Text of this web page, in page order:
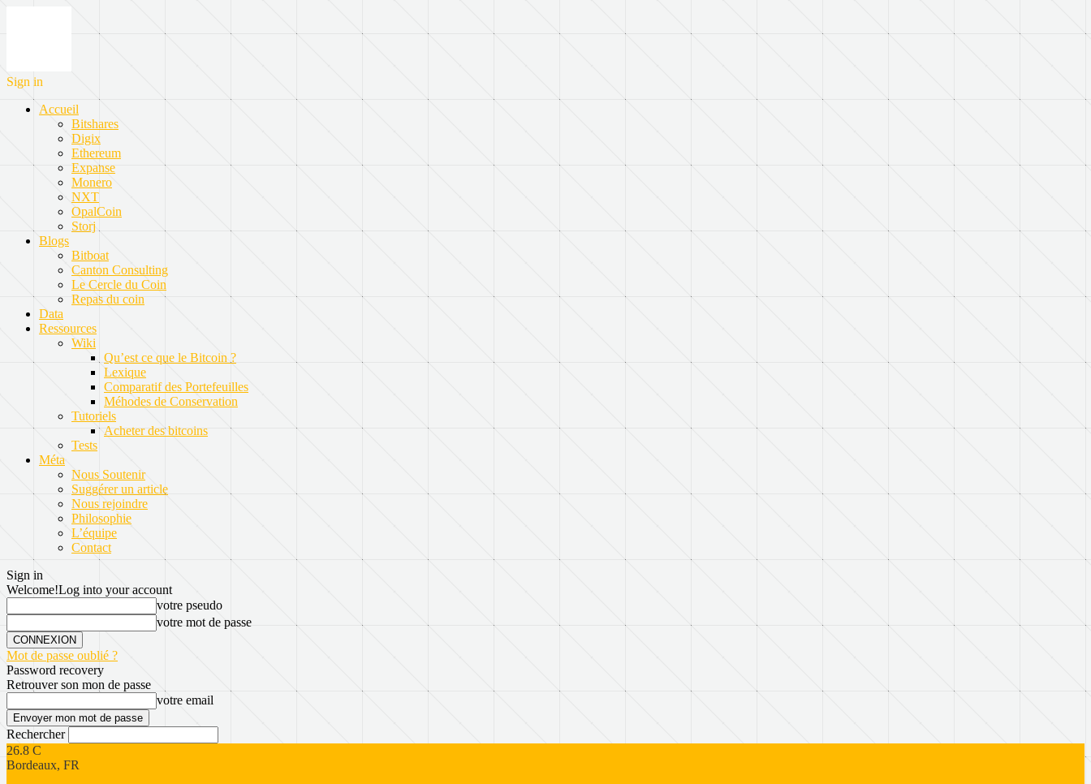
Sign in
Accueil
Bitshares
Digix
Ethereum
Expanse
Monero
NXT
OpalCoin
Storj
Blogs
Bitboat
Canton Consulting
Le Cercle du Coin
Repas du coin
Data
Ressources
Wiki
Qu’est ce que le Bitcoin ?
Lexique
Comparatif des Portefeuilles
Méhodes de Conservation
Tutoriels
Acheter des bitcoins
Tests
Méta
Nous Soutenir
Suggérer un article
Nous rejoindre
Philosophie
L’équipe
Contact
Sign in
Welcome!Log into your account
votre pseudo
votre mot de passe
Mot de passe oublié ?
Password recovery
Retrouver son mon de passe
votre email
Rechercher
26.8 C
Bordeaux, FR